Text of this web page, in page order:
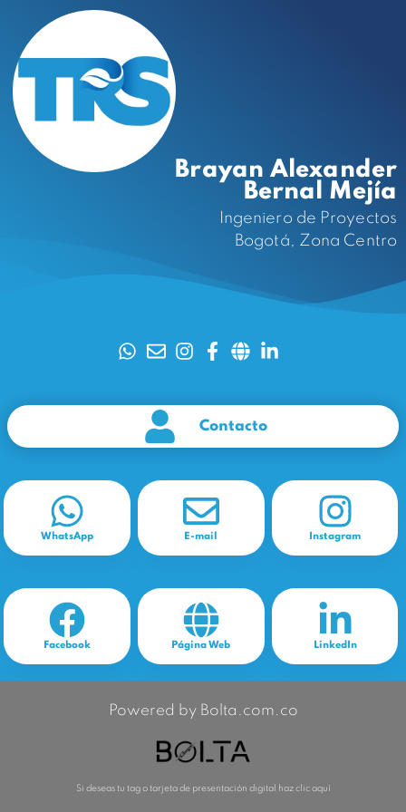
Brayan Alexander
Bernal Mejía
Ingeniero de Proyectos
Bogotá, Zona Centro
Contacto
WhatsApp E-mail Instagram
Facebook Página Web LinkedIn
Powered by Bolta.com.co
Si deseas tu tag o tarjeta de presentación digital haz clic aquí